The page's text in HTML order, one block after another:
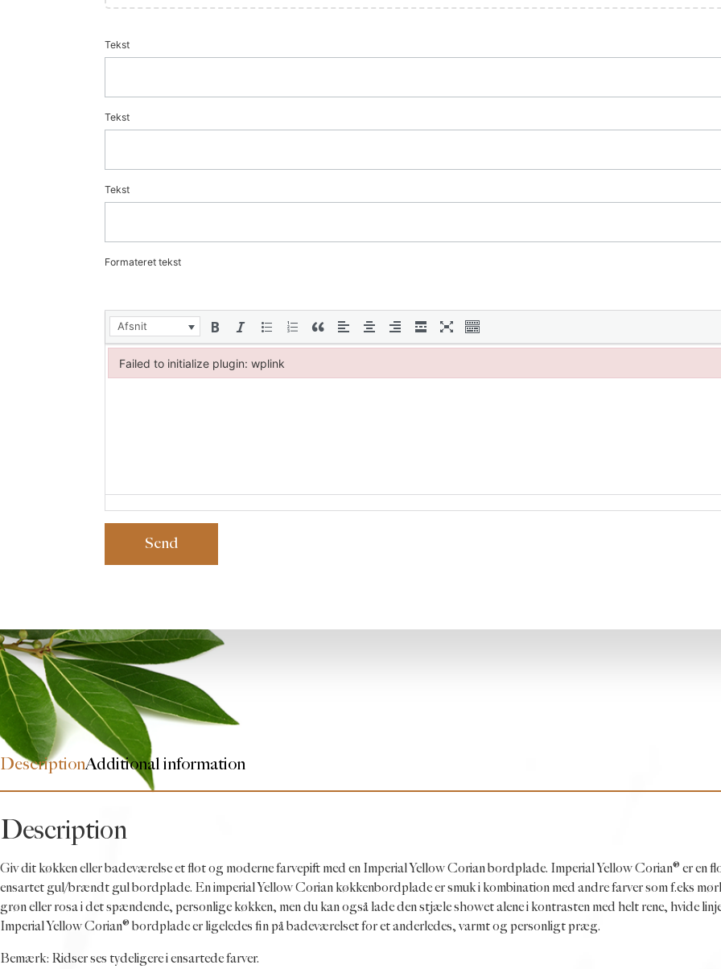
Tekst
Tekst
Tekst
Formateret tekst
Afsnit
Send
DescriptionAdditional information
Description
Giv dit køkken eller badeværelse et flot og moderne farvepift med en Imperial Yellow Corian bordplade. Imperial Yellow Corian® er en
ensartet gul/brændt gul bordplade. En imperial Yellow Corian køkkenbordplade er smuk i kombination med andre farver som f.eks
grøn eller rosa i det spændende, personlige køkken, men du kan også lade den stjæle showet alene i kontrasten med helt rene, hvide
Imperial Yellow Corian® bordplade er ligeledes fin på badeværelset for et anderledes, varmt og personligt præg.
Bemærk: Ridser ses tydeligere i ensartede farver.
Failed to initialize plugin: wplink
Failed to initialize plugin: wplink